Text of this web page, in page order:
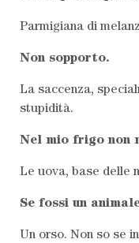
Parmigiana di
Non sopporto.
La saccenza,
stupidità.
Nel mio frigo non
Le uova, base delle
Se fossi un
Un orso. Non so se